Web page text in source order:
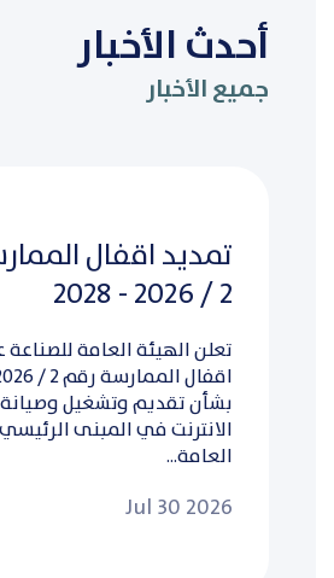
أحدث الأخبار
جميع الأخبار
تمديد اقفال
2 / 2026 - 2028
تعلن الهيئة العامة
بشأن تقديم وتشغيل
الانترنت في المبنى
العامة...
Jul 30 2026